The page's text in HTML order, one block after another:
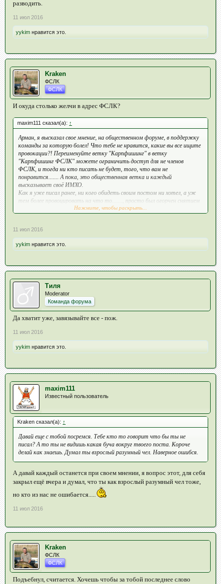
разводить.
11 июл 2016
yykim нравится это.
Kraken
ФСЛК
ФСЛК
И окуда столько желчи в адрес ФСЛК?
maxim111 сказал(а): ↑
Арман, я высказал свое мнение, на общественном форуме, в поддержку
команды за которую болел! Что тебе не нравится, какие вы все ищите
провокации?! Переименуйте ветку "Карпфишинг" в ветку
"Карпфишинг ФСЛК" можете ограничить доступ для не членов
ФСЛК, и тогда ни кто писать не будет, того, что вам не
понравится....... А пока, это общественная ветка и каждый
высказывает своё ИМХО.
Как я уже писал ранее, ни кого обидеть своим постом ни хотел, а уж
тем более провоцировать на что то......., просто был огорчен снятием
команды "Пятнашка"......Нажмите, чтобы раскрыть...
11 июл 2016
yykim нравится это.
Тиля
Moderator
Команда форума
Да хватит уже, завязывайте все - пож.
11 июл 2016
yykim нравится это.
maxim111
Известный пользователь
Kraken сказал(а): ↑
Давай еще с тобой посремся. Тебе кто то говорит что бы ты не
писал? А то ты не видишь какая буча вокруг твоего поста. Короче
делай как знаешь. Думал ты взрослый разумный чел. Наверное ошибся.
А давай каждый останется при своем мнении, я вопрос этот, для себя
закрыл ещё вчера и думал, что ты как взрослый разумный чел тоже,
но кто из нас не ошибается.....
11 июл 2016
Kraken
ФСЛК
ФСЛК
Подъебнул, считается. Хочешь чтобы за тобой последнее слово